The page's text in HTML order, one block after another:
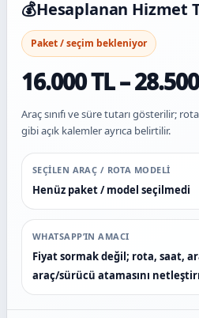
💰Hesaplanan Hizmet
Paket / seçim bekleniyor
16.000 TL –
Araç sınıfı ve süre tutarı gösterilir;
gibi açık kalemler ayrıca belirtilir.
SEÇILEN ARAÇ / ROTA MODELI
Henüz paket / model seçilmedi
WHATSAPP’IN AMACI
Fiyat sormak değil; rota, saat,
araç/sürücü atamasını